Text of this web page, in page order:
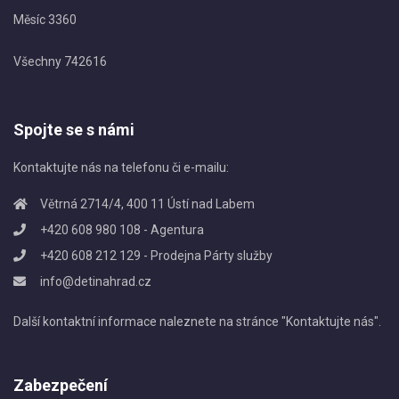
Měsíc 3360
Všechny 742616
Spojte se s námi
Kontaktujte nás na telefonu či e-mailu:
Větrná 2714/4, 400 11 Ústí nad Labem
+420 608 980 108 - Agentura
+420 608 212 129 - Prodejna Párty služby
info@detinahrad.cz
Další kontaktní informace naleznete na stránce "Kontaktujte nás".
Zabezpečení